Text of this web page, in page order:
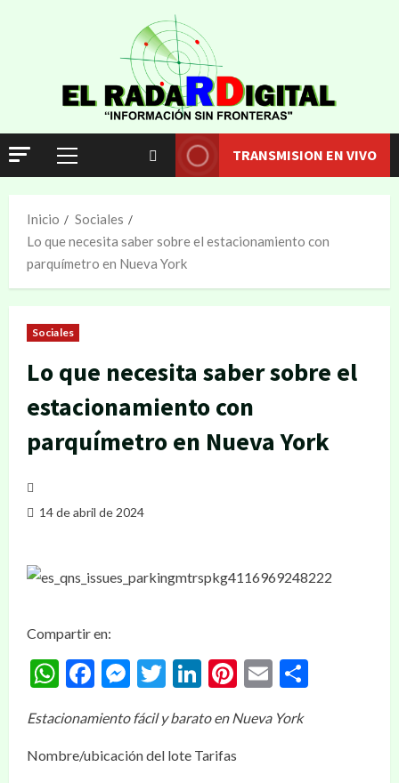
TRANSMISION EN VIVO
Inicio
Sociales
Lo que necesita saber sobre el estacionamiento con
parquímetro en Nueva York
Sociales
Lo que necesita saber sobre el
estacionamiento con
parquímetro en Nueva York
14 de abril de 2024
Compartir en:
WhatsApp
Facebook
Messenger
Twitter
LinkedIn
Pinterest
Email
Estacionamiento fácil y barato en Nueva York
Nombre/ubicación del lote Tarifas